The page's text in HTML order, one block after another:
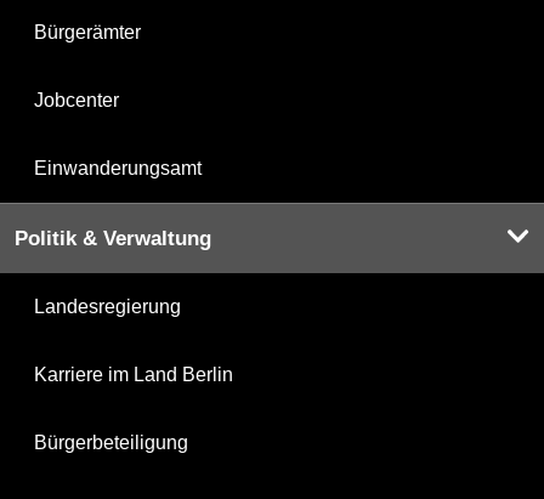
Bürgerämter
Jobcenter
Einwanderungsamt
Politik & Verwaltung
Landesregierung
Karriere im Land Berlin
Bürgerbeteiligung